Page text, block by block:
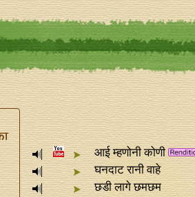
आई म्हणोनी कोणी
घनदाट रानी वाहे
छडी लागे छमछम